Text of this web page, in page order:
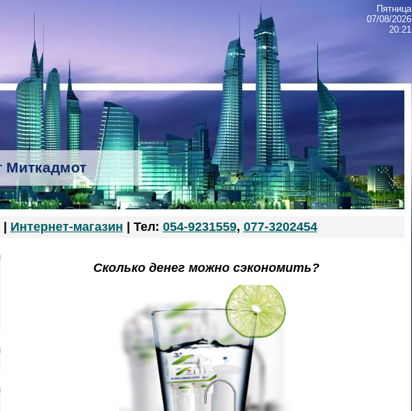
Пятница
07/08/2026
20:21
Миткадмот
Интернет-магазин | Тел: 054-9231559, 077-3202454
Сколько денег можно сэкономить?